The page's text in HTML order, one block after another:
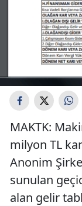
MAKTK:
milyon TL
Anonim
sunulan
alan gelir